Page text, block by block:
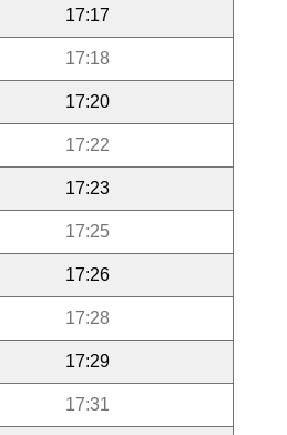
17:17
17:18
17:20
17:22
17:23
17:25
17:26
17:28
17:29
17:31